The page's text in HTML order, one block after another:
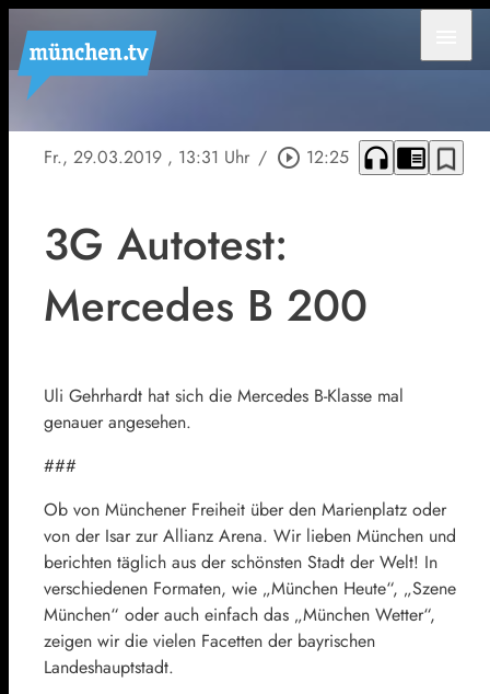
Fr., 29.03.2019 , 13:31 Uhr / play_circle_outline 12:25 headphones chrome_reader_mode bookmark_border
3G Autotest:
Mercedes B 200
Uli Gehrhardt hat sich die Mercedes B-Klasse mal
genauer angesehen.
###
Ob von Münchener Freiheit über den Marienplatz oder
von der Isar zur Allianz Arena. Wir lieben München und
berichten täglich aus der schönsten Stadt der Welt! In
verschiedenen Formaten, wie „München Heute“, „Szene
München“ oder auch einfach das „München Wetter“,
zeigen wir die vielen Facetten der bayrischen
Landeshauptstadt.